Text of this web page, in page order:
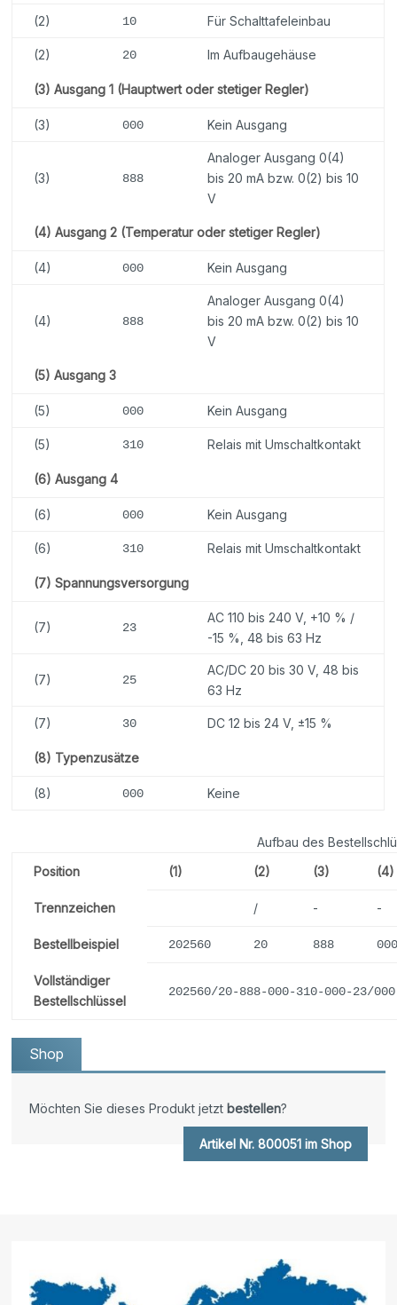
(2) 10 Für Schalttafeleinbau
(2) 20 Im Aufbaugehäuse
(3) Ausgang 1 (Hauptwert oder stetiger Regler)
(3) 000 Kein Ausgang
(3) 888
Analoger Ausgang 0(4)
bis 20 mA bzw. 0(2) bis 10
V
(4) Ausgang 2 (Temperatur oder stetiger Regler)
(4) 000 Kein Ausgang
(4) 888
Analoger Ausgang 0(4)
bis 20 mA bzw. 0(2) bis 10
V
(5) Ausgang 3
(5) 000 Kein Ausgang
(5) 310 Relais mit Umschaltkontakt
(6) Ausgang 4
(6) 000 Kein Ausgang
(6) 310 Relais mit Umschaltkontakt
(7) Spannungsversorgung
(7) 23
AC 110 bis 240 V, +10 % /
-15 %, 48 bis 63 Hz
(7) 25
AC/DC 20 bis 30 V, 48 bis
63 Hz
(7) 30 DC 12 bis 24 V, ±15 %
(8) Typenzusätze
(8) 000 Keine
Aufbau des
Position
(1) (2) (3) (4)
Trennzeichen / - -
Bestellbeispiel 202560 20 888
Vollständiger
Bestellschlüssel
202560/20-888-000-310-000-23/000
Shop
Möchten Sie dieses Produkt jetzt bestellen?
Artikel Nr. 800051 im Shop